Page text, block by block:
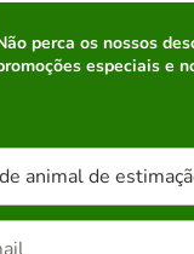
perca os nossos
especiais e
animal de